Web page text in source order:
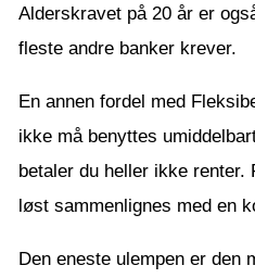
Alderskravet på 20 år er
fleste andre banker krever.
En annen fordel med
ikke må benyttes
betaler du heller ikke renter.
løst sammenlignes med en
Den eneste ulempen er den